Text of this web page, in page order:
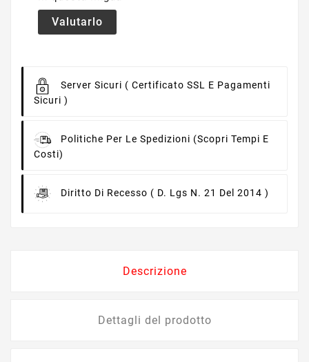
Valutarlo
Server Sicuri ( Certificato SSL E Pagamenti
Sicuri )
Politiche Per Le Spedizioni (scopri Tempi E
Costi)
Diritto Di Recesso ( D. Lgs N. 21 Del 2014 )
Descrizione
Dettagli del prodotto